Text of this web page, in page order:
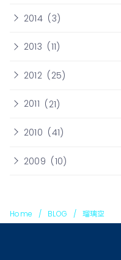
2014 (3)
2013 (11)
2012 (25)
2011 (21)
2010 (41)
2009 (10)
Home BLOG 瑠璃空